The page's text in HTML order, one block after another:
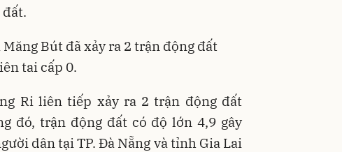
Bút đã xảy ra 2 trận động đất
tai cấp 0.
Ri liên tiếp xảy ra 2 trận động đất
đó, trận động đất có độ lớn 4,9 gây
dân tại TP. Đà Nẵng và tỉnh Gia Lai